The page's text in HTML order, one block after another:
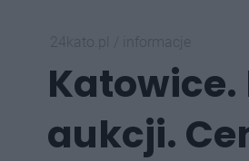
Katowice.
aukcji.